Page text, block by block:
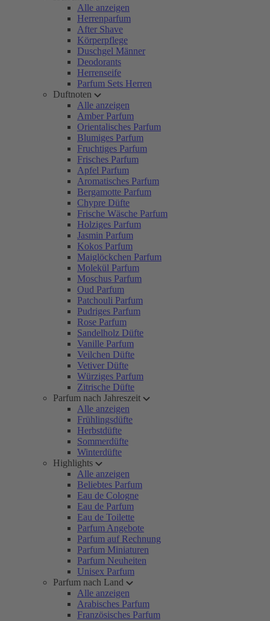
Alle anzeigen
Herrenparfum
After Shave
Körperpflege
Duschgel Männer
Deodorants
Herrenseife
Parfum Sets Herren
Duftnoten
Alle anzeigen
Amber Parfum
Orientalisches Parfum
Blumiges Parfum
Fruchtiges Parfum
Frisches Parfum
Apfel Parfum
Aromatisches Parfum
Bergamotte Parfum
Chypre Düfte
Frische Wäsche Parfum
Holziges Parfum
Jasmin Parfum
Kokos Parfum
Maiglöckchen Parfum
Molekül Parfum
Moschus Parfum
Oud Parfum
Patchouli Parfum
Pudriges Parfum
Rose Parfum
Sandelholz Düfte
Vanille Parfum
Veilchen Düfte
Vetiver Düfte
Würziges Parfum
Zitrische Düfte
Parfum nach Jahreszeit
Alle anzeigen
Frühlingsdüfte
Herbstdüfte
Sommerdüfte
Winterdüfte
Highlights
Alle anzeigen
Beliebtes Parfum
Eau de Cologne
Eau de Parfum
Eau de Toilette
Parfum Angebote
Parfum auf Rechnung
Parfum Miniaturen
Parfum Neuheiten
Unisex Parfum
Parfum nach Land
Alle anzeigen
Arabisches Parfum
Französisches Parfum